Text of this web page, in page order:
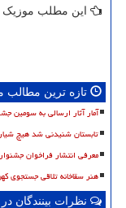
این مطلب موزیک
تازه ترین مطالب
آمار آثار ارسالی به سومین
تابستان شنیدنی شد هیچ
معرفی انتشار فراخوان
هنر سقاخانه تلاقی جستجوی
نظرات بینندگان